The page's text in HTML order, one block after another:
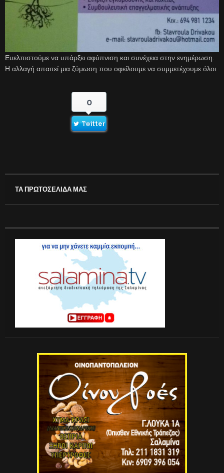
Ευελπιστούμε να υπάρξει αφύπνιση και συνέχεια στην ενημέρωση.
Η αλλαγή απαιτεί μια ζύμωση που οφείλουμε να συμμετέχουμε όλοι.
0
Twitter
ΤΑ ΠΡΩΤΟΣΕΛΙΔΑ ΜΑΣ